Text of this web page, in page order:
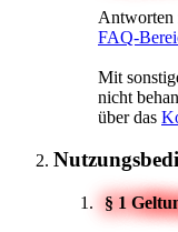
Antworten
FAQ-
Mit
nicht
über das
§ 1